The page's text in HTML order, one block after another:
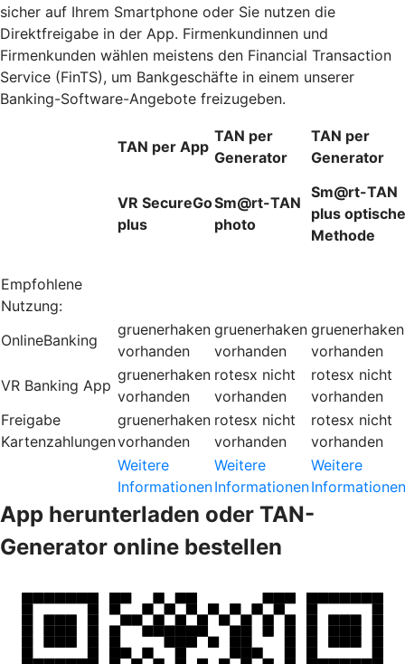
sicher auf Ihrem Smartphone oder Sie nutzen die
Direktfreigabe in der App. Firmenkundinnen und
Firmenkunden wählen meistens den Financial Transaction
Service (FinTS), um Bankgeschäfte in einem unserer
Banking-Software-Angebote freizugeben.
TAN per App
TAN per
Generator
TAN per
Generator
VR SecureGo
plus
Sm@rt-TAN
photo
Sm@rt-TAN
plus optische
Methode
Empfohlene
Nutzung:
OnlineBanking
gruenerhaken
vorhanden
gruenerhaken
vorhanden
gruenerhaken
vorhanden
VR Banking App
gruenerhaken
vorhanden
rotesx nicht
vorhanden
rotesx nicht
vorhanden
Freigabe
Kartenzahlungen
gruenerhaken
vorhanden
rotesx nicht
vorhanden
rotesx nicht
vorhanden
Weitere
Informationen
Weitere
Informationen
Weitere
Informationen
App herunterladen oder TAN-
Generator online bestellen